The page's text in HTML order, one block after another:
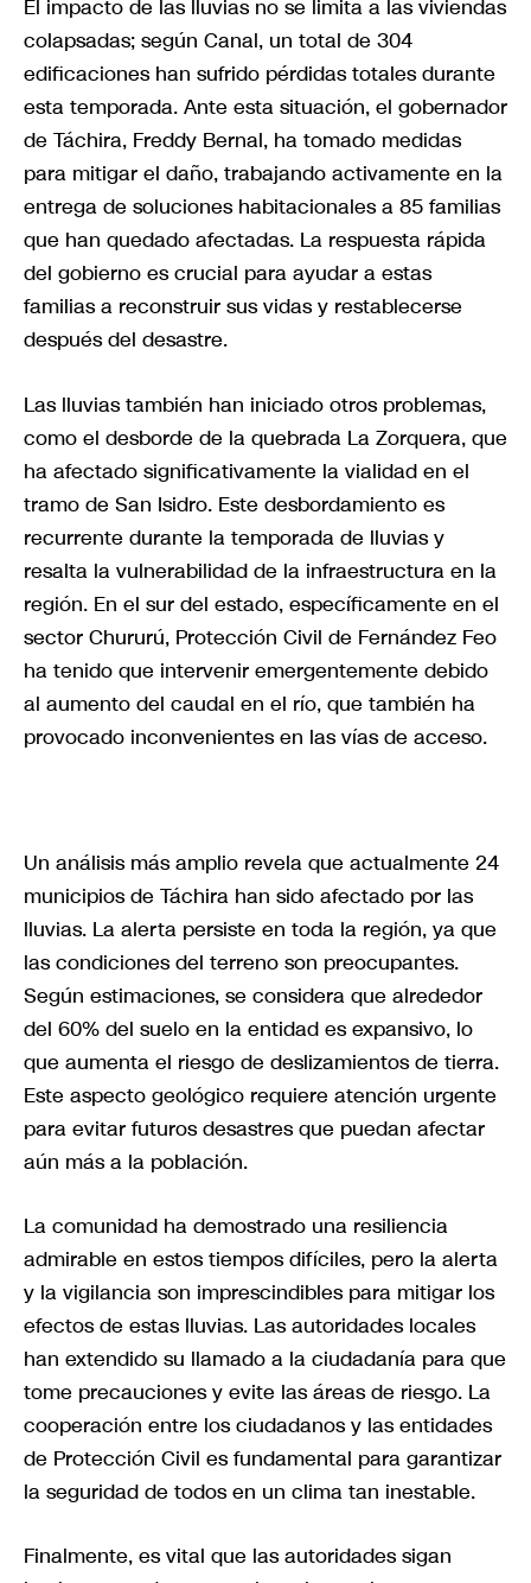
El impacto de las lluvias no se limita a las viviendas
colapsadas; según Canal, un total de 304
edificaciones han sufrido pérdidas totales durante
esta temporada. Ante esta situación, el gobernador
de Táchira, Freddy Bernal, ha tomado medidas
para mitigar el daño, trabajando activamente en la
entrega de soluciones habitacionales a 85 familias
que han quedado afectadas. La respuesta rápida
del gobierno es crucial para ayudar a estas
familias a reconstruir sus vidas y restablecerse
después del desastre.
Las lluvias también han iniciado otros problemas,
como el desborde de la quebrada La Zorquera, que
ha afectado significativamente la vialidad en el
tramo de San Isidro. Este desbordamiento es
recurrente durante la temporada de lluvias y
resalta la vulnerabilidad de la infraestructura en la
región. En el sur del estado, específicamente en el
sector Chururú, Protección Civil de Fernández Feo
ha tenido que intervenir emergentemente debido
al aumento del caudal en el río, que también ha
provocado inconvenientes en las vías de acceso.
Un análisis más amplio revela que actualmente 24
municipios de Táchira han sido afectado por las
lluvias. La alerta persiste en toda la región, ya que
las condiciones del terreno son preocupantes.
Según estimaciones, se considera que alrededor
del 60% del suelo en la entidad es expansivo, lo
que aumenta el riesgo de deslizamientos de tierra.
Este aspecto geológico requiere atención urgente
para evitar futuros desastres que puedan afectar
aún más a la población.
La comunidad ha demostrado una resiliencia
admirable en estos tiempos difíciles, pero la alerta
y la vigilancia son imprescindibles para mitigar los
efectos de estas lluvias. Las autoridades locales
han extendido su llamado a la ciudadanía para que
tome precauciones y evite las áreas de riesgo. La
cooperación entre los ciudadanos y las entidades
de Protección Civil es fundamental para garantizar
la seguridad de todos en un clima tan inestable.
Finalmente, es vital que las autoridades sigan